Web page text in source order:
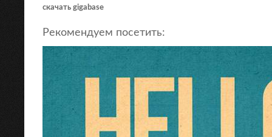
скачать gigabase
Рекомендуем посетить: